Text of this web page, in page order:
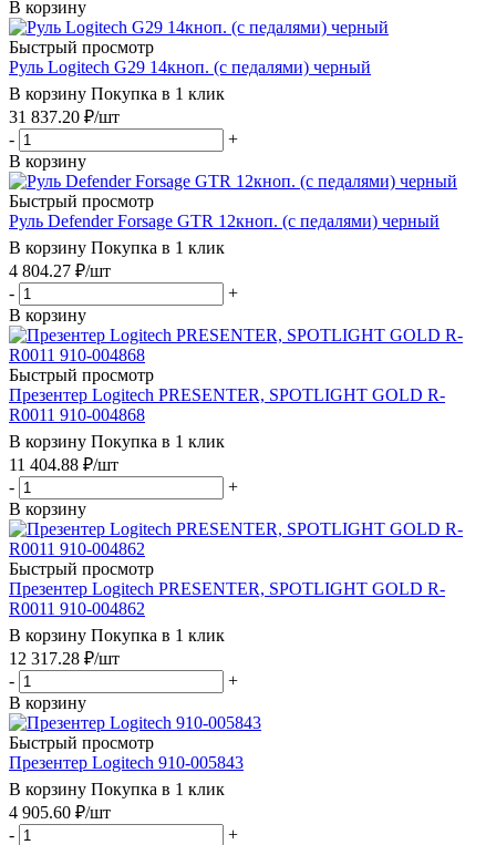
В корзину
Быстрый просмотр
Руль Logitech G29 14кноп. (с педалями) черный
В корзину Покупка в 1 клик
31 837.20 ₽/шт
-
+
В корзину
Быстрый просмотр
Руль Defender Forsage GTR 12кноп. (с педалями) черный
В корзину Покупка в 1 клик
4 804.27 ₽/шт
-
+
В корзину
Быстрый просмотр
Презентер Logitech PRESENTER, SPOTLIGHT GOLD R-
R0011 910-004868
В корзину Покупка в 1 клик
11 404.88 ₽/шт
-
+
В корзину
Быстрый просмотр
Презентер Logitech PRESENTER, SPOTLIGHT GOLD R-
R0011 910-004862
В корзину Покупка в 1 клик
12 317.28 ₽/шт
-
+
В корзину
Быстрый просмотр
Презентер Logitech 910-005843
В корзину Покупка в 1 клик
4 905.60 ₽/шт
-
+